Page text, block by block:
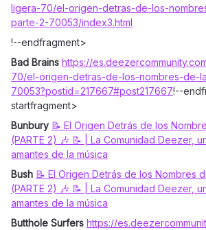
ligera-70/el-origen-detras-de-los-
parte-2-70053/index3.html
!--endfragment>
Bad Brains https://
70/el-origen-detras-de-los-nombres-de-
70053?postid=217667#post217667!--
startfragment>
Bunbury 📝 El Origen Detrás de los
(PARTE 2) 🎶 📝 | La Comunidad Deezer,
amantes de la música
Bush 📝 El Origen Detrás de los Nombres
(PARTE 2) 🎶 📝 | La Comunidad Deezer,
amantes de la música
Butthole Surfers https://